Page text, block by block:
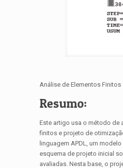
Análise de Elementos
Resumo:
Este artigo usa o método de
finitos e projeto de
linguagem APDL, um
esquema de projeto inicial
avaliadas. Nesta base, o